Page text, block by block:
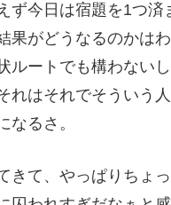
ず今日は宿題を1つ済
果がどうなるのかは
ルートでも構わない
れはそれでそういう
なるさ。
きて、やっぱりちょ